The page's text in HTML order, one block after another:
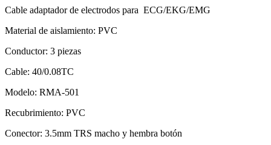
Cable adaptador de electrodos para ECG/EKG/EMG
Material de aislamiento: PVC
Conductor: 3 piezas
Cable: 40/0.08TC
Modelo: RMA-501
Recubrimiento: PVC
Conector: 3.5mm TRS macho y hembra botón